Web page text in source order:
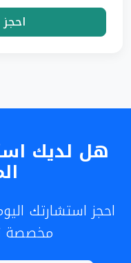
هل لديك
احجز استشارتك
مخصصة